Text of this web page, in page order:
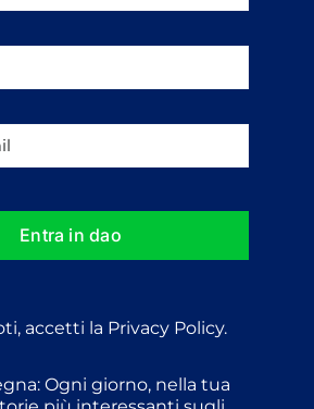
Entra in dao
accetti la Privacy Policy.
Ogni giorno, nella tua